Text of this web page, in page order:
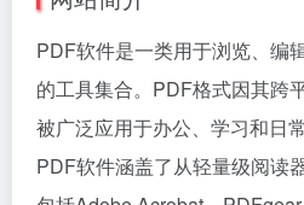
PDF软件是一类用于浏览、编
的工具集合。PDF格式因其跨
被广泛应用于办公、学习和日
PDF软件涵盖了从轻量级阅读